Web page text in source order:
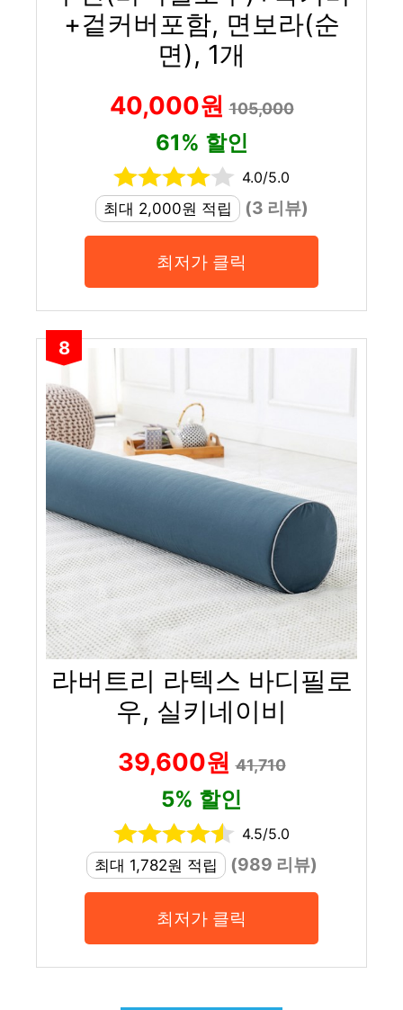
+겉커버포함, 면보라(순
면), 1개
40,000원105,000
61% 할인
4.0/5.0
최대 2,000원 적립
(3 리뷰)
최저가 클릭
8
라버트리 라텍스 바디필로
우, 실키네이비
39,600원41,710
5% 할인
4.5/5.0
최대 1,782원 적립
(989 리뷰)
최저가 클릭